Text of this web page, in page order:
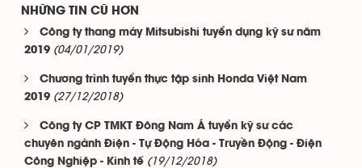
NHỮNG TIN CŨ HƠN
Công ty thang máy Mitsubishi tuyển dụng kỹ sư năm
2019 (04/01/2019)
Chương trình tuyển thực tập sinh Honda Việt Nam
2019 (27/12/2018)
Công ty CP TMKT Đông Nam Á tuyển kỹ sư các
chuyên ngành Điện - Tự Động Hóa - Truyền Động - Điện
Công Nghiệp - Kinh tế (19/12/2018)